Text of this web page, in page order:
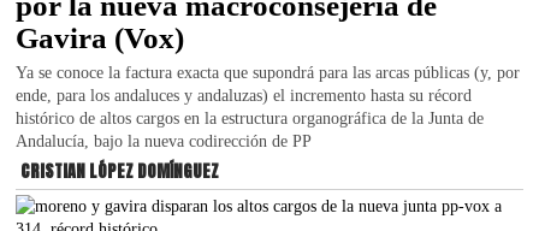
Gavira (Vox)
Ya se conoce la factura exacta que supondrá para las arcas públicas (y, por
ende, para los andaluces y andaluzas) el incremento hasta su récord
histórico de altos cargos en la estructura organográfica de la Junta de
Andalucía, bajo la nueva codirección de PP
CRISTIAN LÓPEZ DOMÍNGUEZ